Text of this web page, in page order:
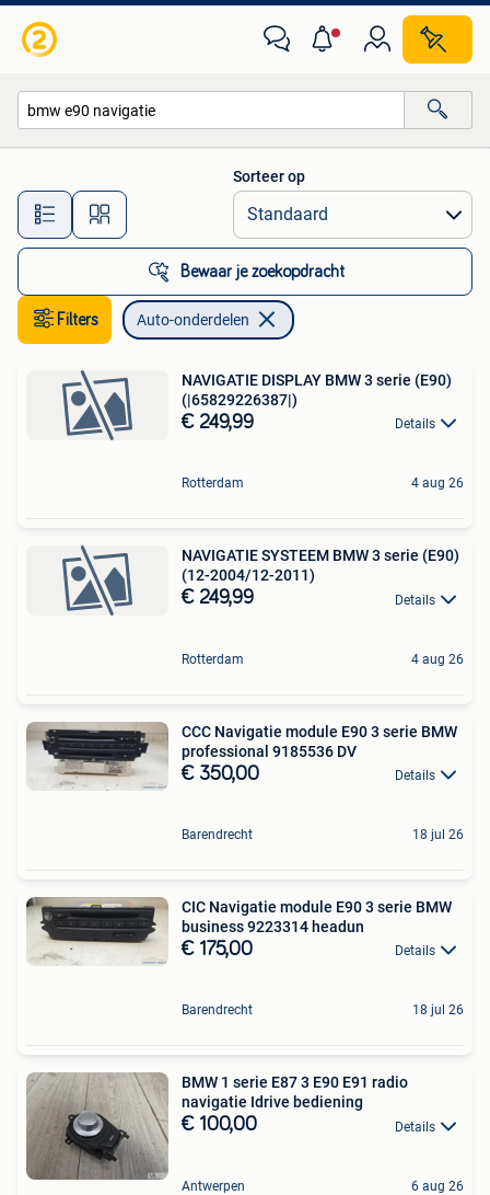
Alle afstanden…
Sorteer op
Bewaar je zoekopdracht
Filters Auto-onderdelen
NAVIGATIE DISPLAY BMW 3 serie (E90)
(|65829226387|)
€ 249,99 Details
Rotterdam 4 aug 26
NAVIGATIE SYSTEEM BMW 3 serie (E90)
(12-2004/12-2011)
€ 249,99 Details
Rotterdam 4 aug 26
CCC Navigatie module E90 3 serie BMW
professional 9185536 DV
€ 350,00 Details
Barendrecht 18 jul 26
CIC Navigatie module E90 3 serie BMW
business 9223314 headun
€ 175,00 Details
Barendrecht 18 jul 26
BMW 1 serie E87 3 E90 E91 radio
navigatie Idrive bediening
€ 100,00 Details
Antwerpen 6 aug 26